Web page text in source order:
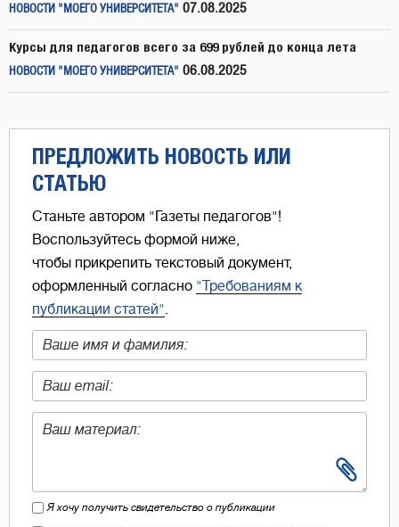
НОВОСТИ "МОЕГО УНИВЕРСИТЕТА" 07.08.2025
Курсы для педагогов всего за 699 рублей до конца лета
НОВОСТИ "МОЕГО УНИВЕРСИТЕТА" 06.08.2025
ПРЕДЛОЖИТЬ НОВОСТЬ ИЛИ
СТАТЬЮ
Станьте автором "Газеты педагогов"!
Воспользуйтесь формой ниже,
чтобы прикрепить текстовый документ,
оформленный согласно "Требованиям к
публикации статей"
Я хочу получить свидетельство о публикации